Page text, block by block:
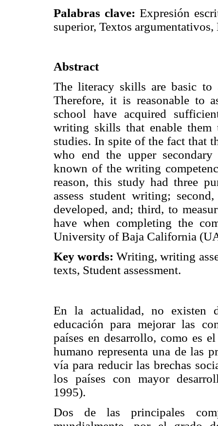
Palabras clave: Expresión
superior, Textos
Abstract
The literacy skills are basic to
Therefore, it is reasonable to
school have acquired
writing skills that enable them
studies. In spite of the fact that
who end the upper
known of the writing
reason, this study had three
assess student writing;
developed, and; third, to
have when completing the
University of Baja California
Key words: Writing, writing
texts, Student assessment.
En la actualidad, no existen
educación para mejorar las
países en desarrollo, como es
humano representa una de las
vía para reducir las brechas
los países con mayor
1995).
Dos de las principales